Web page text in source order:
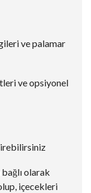
ve palamar
ve opsiyonel
olarak
içecekleri